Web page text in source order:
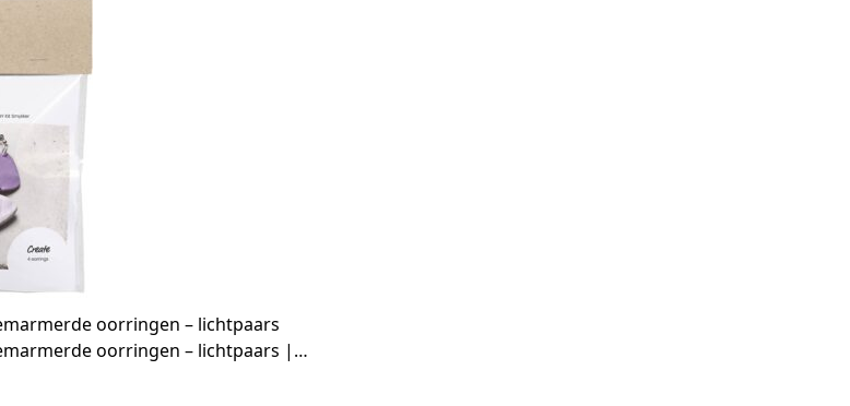
oorringen – lichtpaars
oorringen – lichtpaars |…